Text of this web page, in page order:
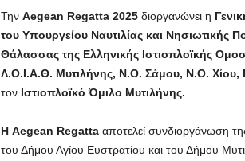
Την Aegean Regatta 2025διοργανώνει η
του Υπουργείου Ναυτιλίας και Νησιωτικής
Θάλασσας της Ελληνικής Ιστιοπλοϊκής
Λ.Ο.Ι.Α.Θ. Μυτιλήνης, Ν.Ο. Σάμου, Ν.Ο. Χίου,
τον Ιστιοπλοϊκό Όμιλο Μυτιλήνης.
Η Aegean Regattaαποτελεί συνδιοργάνωση
του Δήμου Αγίου Ευστρατίου και του Δήμου